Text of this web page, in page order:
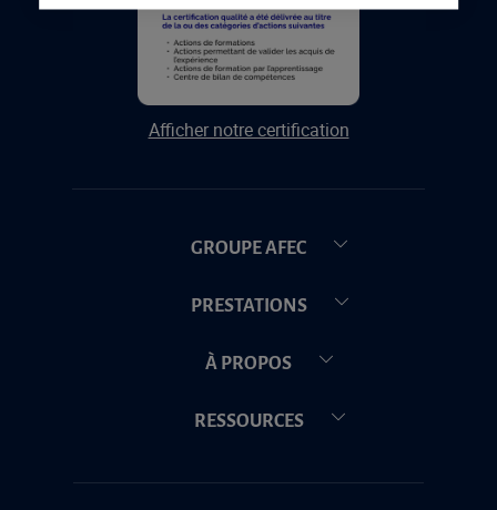
Afficher notre certification
GROUPE AFEC
PRESTATIONS
À PROPOS
RESSOURCES